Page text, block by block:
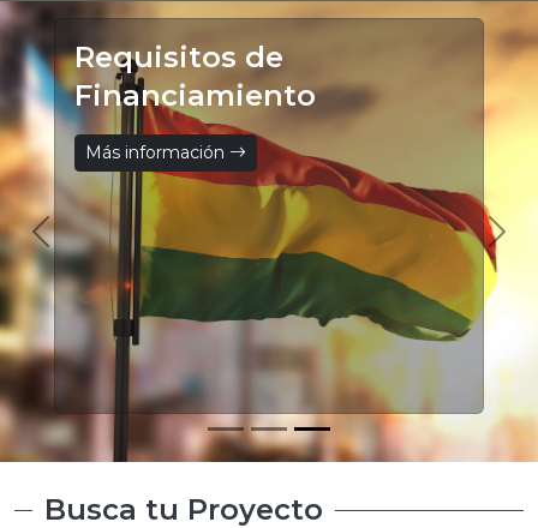
Requisitos de
Financiamiento
Más información
Busca tu Proyecto